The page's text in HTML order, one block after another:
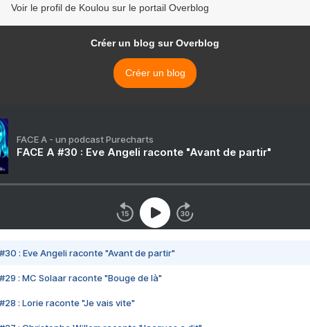
Voir le profil de Koulou sur le portail Overblog
Créer un blog sur Overblog
Créer un blog
FACE A - un podcast Purecharts
FACE A #30 : Eve Angeli raconte "Avant de partir"
#30 : Eve Angeli raconte "Avant de partir"
#29 : MC Solaar raconte "Bouge de là"
#28 : Lorie raconte "Je vais vite"